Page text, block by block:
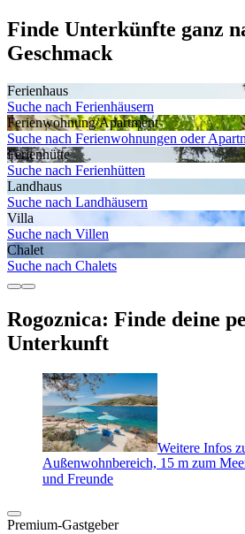
Finde Unterkünfte ganz
Geschmack
Ferienhaus
Suche nach Ferienhäusern
Ferienwohnung/Apartment
Suche nach Ferienwohnungen oder
Ferienhütte
Suche nach Ferienhütten
Landhaus
Suche nach Landhäusern
Villa
Suche nach Villen
Chalet
Suche nach Chalets
Rogoznica: Finde deine
Unterkunft
Weitere Infos
Außenwohnbereich, 15 m zum
und Freunde
Premium-Gastgeber